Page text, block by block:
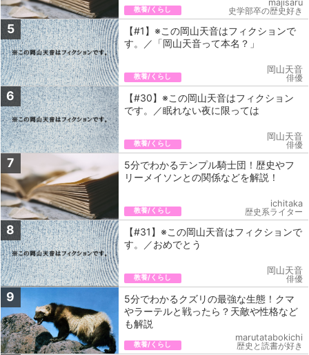
教養/くらし
majisaru
史学部卒の歴史好き
5
【#1】※この岡山天音はフィクションで
す。／「岡山天音って本名？」
教養/くらし
岡山天音
俳優
6
【#30】※この岡山天音はフィクション
です。／眠れない夜に限っては
教養/くらし
岡山天音
俳優
7
5分でわかるテンプル騎士団！歴史やフ
リーメイソンとの関係などを解説！
教養/くらし
ichitaka
歴史系ライター
8
【#31】※この岡山天音はフィクションで
す。／おめでとう
教養/くらし
岡山天音
俳優
9
5分でわかるクズリの最強な生態！クマ
やラーテルと戦ったら？天敵や性格など
も解説
教養/くらし
marutatabokichi
歴史と読書が好き